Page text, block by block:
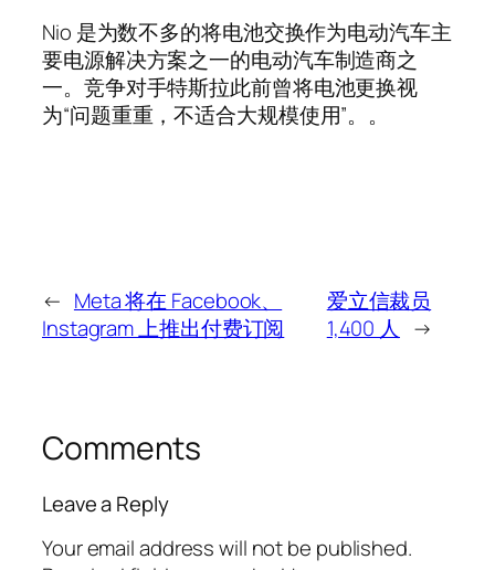
Nio 是为数不多的将电池交换作为电动汽车主
要电源解决方案之一的电动汽车制造商之
一。竞争对手特斯拉此前曾将电池更换视
为“问题重重，不适合大规模使用”。。
← Meta 将在 Facebook、
Instagram 上推出付费订阅
爱立信裁员
1,400 人
→
Comments
Leave a Reply
Your email address will not be published.